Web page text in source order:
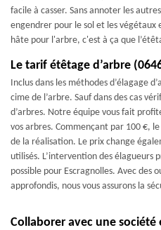
facile à casser. Sans annoter les
engendrer pour le sol et les
hâte pour l'arbre, c'est à ça que
Le tarif étêtage d’arbre
Inclus dans les méthodes d’élagage
cime de l’arbre. Sauf dans des cas
d’arbres. Notre équipe vous fait
vos arbres. Commençant par 100 €,
de la réalisation. Le prix change
utilisés. L’intervention des élagueurs
possible pour Escragnolles. Avec des
approfondis, nous vous assurons la
Collaborer avec une société